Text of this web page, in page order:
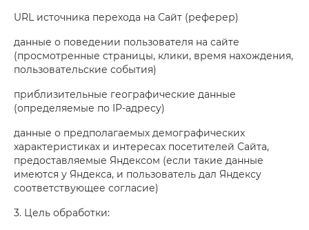
URL источника перехода на Сайт (реферер)
данные о поведении пользователя на сайте
(просмотренные страницы, клики, время нахождения,
пользовательские события)
приблизительные географические данные
(определяемые по IP-адресу)
данные о предполагаемых демографических
характеристиках и интересах посетителей Сайта,
предоставляемые Яндексом (если такие данные
имеются у Яндекса, и пользователь дал Яндексу
соответствующее согласие)
3. Цель обработки: